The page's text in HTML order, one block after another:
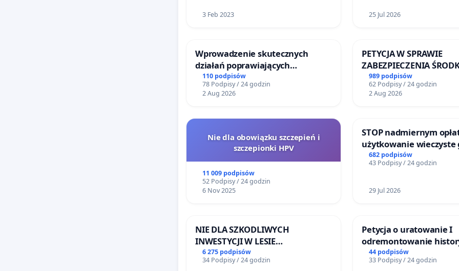
3 Feb 2023 25 Jul 2026
Wprowadzenie skutecznych
działań poprawiających
bezpieczeństwo na ulicy
Żeromskiego w Otwocku
110 podpisów
78 Podpisy / 24 godzin
2 Aug 2026
PETYCJA W SPRAWIE
ZABEZPIECZENIA
FUNKCJONOWANIE
DLA BEZDOMNYCH
SKARYSZEWIE
989 podpisów
62 Podpisy / 24 godzin
2 Aug 2026
Nie dla obowiązku szczepień i
szczepionki HPV
11 009 podpisów
52 Podpisy / 24 godzin
6 Nov 2025
STOP nadmiernym
użytkowanie
zajmowanych przez
ogrody działkowe.
682 podpisów
43 Podpisy / 24 godzin
29 Jul 2026
NIE DLA SZKODLIWYCH
INWESTYCJI W LESIE
ŁAGIEWNICKIM I ARTURÓWKU
6 275 podpisów
34 Podpisy / 24 godzin
Petycja o uratowanie I
odremontowanie
Lokomotywy sm42-914
44 podpisów
33 Podpisy / 24 godzin